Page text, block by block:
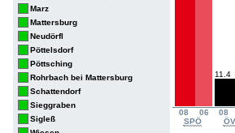
Marz
Mattersburg
Neudörfl
Pöttelsdorf
Pöttsching
Rohrbach bei Mattersburg
Schattendorf
Sieggraben
Sigleß
08 06 08
SPÖ
11.4